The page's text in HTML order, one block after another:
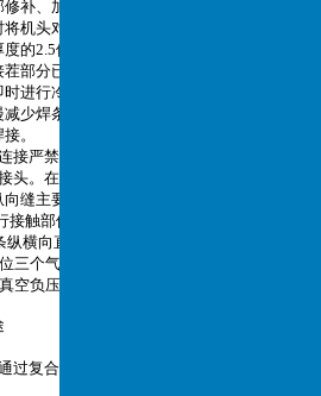
补、加强处理等部
机头对正接缝，不得焊偏，不能允许滑焊、
的2.5倍，且≥3毫米
部分已焊焊缝要至少打毛50毫米，然后进行
进行冷却处理。挤压
少焊条挤出量，不可突然中断焊接，重新施
。
严禁出现“十”接头的现象，如果是多幅土工
头。在施工过
缝主要是采用热楔式焊机焊接，其施工要点
接触部位保持洁净、干
横向直焊缝预留部位，其尺寸还需小于检测
三个气道需热风枪进行
空负压法检测其渗透性。
过复合机涂布在基材的表面，以加热辊压附